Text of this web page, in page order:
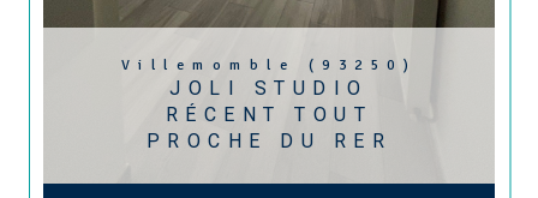
Villemomble (93250)
JOLI STUDIO
RÉCENT TOUT
PROCHE DU RER